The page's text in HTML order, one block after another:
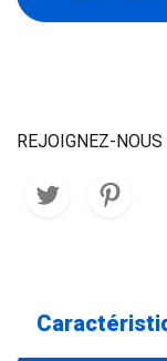
REJOIGNEZ-